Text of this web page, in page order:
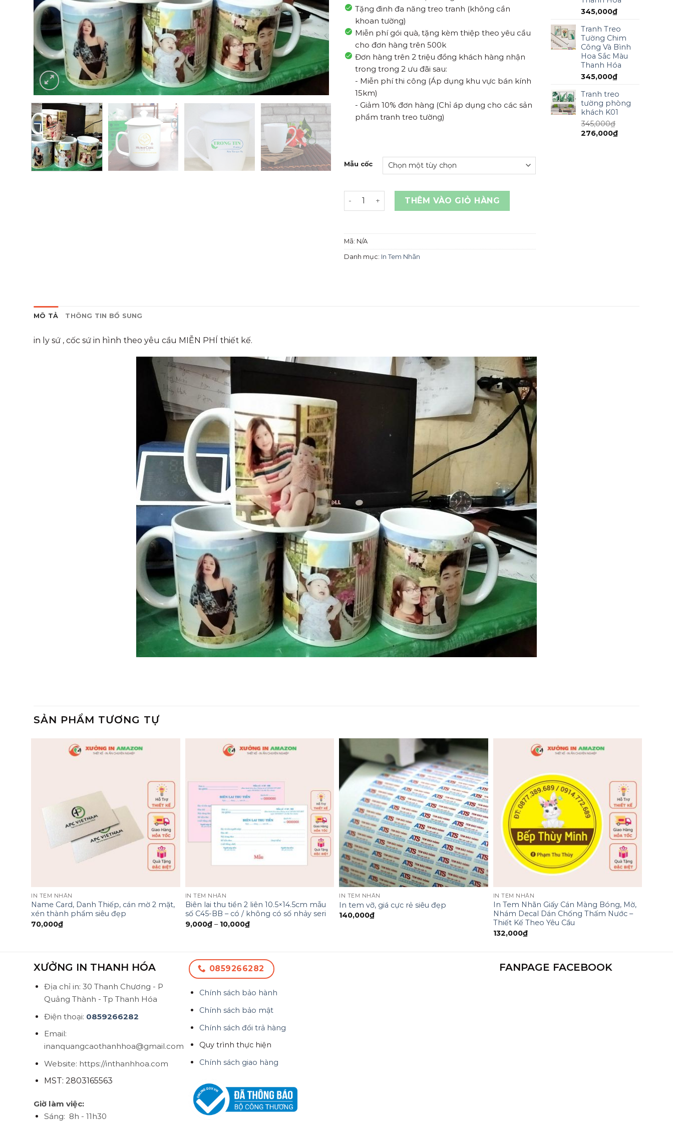
Tặng đinh đa năng treo tranh (không cần
khoan tường)
Miễn phí gói quà, tặng kèm thiệp theo yêu cầu
cho đơn hàng trên 500k
Đơn hàng trên 2 triệu đồng khách hàng nhận
trong trong 2 ưu đãi sau:
- Miễn phí thi công (Áp dụng khu vực bán kính
15km)
- Giảm 10% đơn hàng (Chỉ áp dụng cho các sản
phẩm tranh treo tường)
Mẫu cốc
In ly sứ , cốc sứ in hình theo yêu cầu MIỄN PHÍ thiết kế số lượng
THÊM VÀO GIỎ HÀNG
Mã: N/A
Danh mục: In Tem Nhãn
345,000₫
Tranh Treo
Tường Chim
Công Và Bình
Hoa Sắc Màu
Thanh Hóa
345,000₫
Tranh treo
tường phòng
khách K01
345,000₫
276,000₫
MÔ TẢ THÔNG TIN BỔ SUNG
in ly sứ , cốc sứ in hình theo yêu cầu MIỄN PHÍ thiết kế.
SẢN PHẨM TƯƠNG TỰ
IN TEM NHÃN
Name Card, Danh Thiếp, cán mờ 2 mặt,
xén thành phẩm siêu đẹp
70,000₫
IN TEM NHÃN
Biên lai thu tiền 2 liên 10.5×14.5cm mẫu
số C45-BB – có / không có số nhảy seri
9,000₫– 10,000₫
IN TEM NHÃN
In tem vỡ, giá cực rẻ siêu đẹp
140,000₫
IN TEM NHÃN
In Tem Nhãn Giấy Cán Màng Bóng, Mờ,
Nhám Decal Dán Chống Thấm Nước –
Thiết Kế Theo Yêu Cầu
132,000₫
XƯỞNG IN THANH HÓA
Địa chỉ in: 30 Thanh Chương - P
Quảng Thành - Tp Thanh Hóa
Điện thoại: 0859266282
Email:
inanquangcaothanhhoa@gmail.com
Website: https://inthanhhoa.com
MST: 2803165563
Giờ làm việc:
Sáng: 8h - 11h30
0859266282
Chính sách bảo hành
Chính sách bảo mật
Chính sách đổi trả hàng
Quy trình thực hiện
Chính sách giao hàng
FANPAGE FACEBOOK